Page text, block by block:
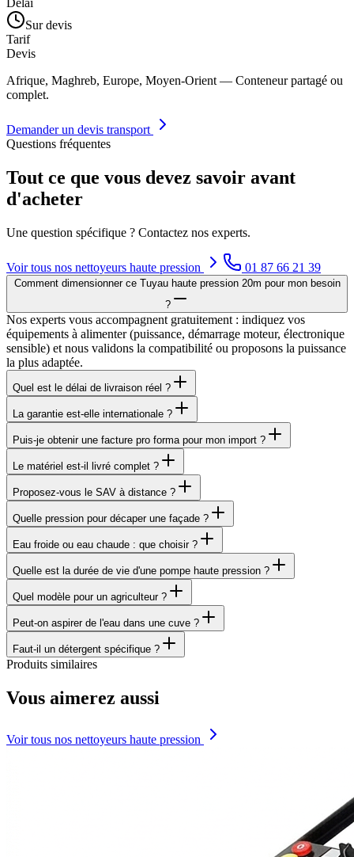
Délai
Sur devis
Tarif
Devis
Afrique, Maghreb, Europe, Moyen-Orient — Conteneur partagé ou
complet.
Demander un devis transport
Questions fréquentes
Tout ce que vous devez savoir avant
d'acheter
Une question spécifique ? Contactez nos experts.
Voir tous nos nettoyeurs haute pression 01 87 66 21 39
Comment dimensionner ce Tuyau haute pression 20m pour mon besoin
?
Nos experts vous accompagnent gratuitement : indiquez vos
équipements à alimenter (puissance, démarrage moteur, électronique
sensible) et nous validons la compatibilité ou proposons la puissance
la plus adaptée.
Quel est le délai de livraison réel ?
La garantie est-elle internationale ?
Puis-je obtenir une facture pro forma pour mon import ?
Le matériel est-il livré complet ?
Proposez-vous le SAV à distance ?
Quelle pression pour décaper une façade ?
Eau froide ou eau chaude : que choisir ?
Quelle est la durée de vie d'une pompe haute pression ?
Quel modèle pour un agriculteur ?
Peut-on aspirer de l'eau dans une cuve ?
Faut-il un détergent spécifique ?
Produits similaires
Vous aimerez aussi
Voir tous nos nettoyeurs haute pression